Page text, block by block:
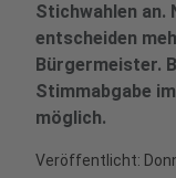
Stichwahlen an.
entscheiden
Bürgermeister.
Stimmabgabe
möglich.
Veröffentlicht: